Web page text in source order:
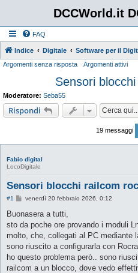
DCCWorld.it
FAQ
Indice Digitale Software per il
Argomenti senza risposta Argomenti attivi
Sensori
Moderatore: Seba55
Rispondi
19 messaggi
Fabio digital
LocoDigitale
Sensori blocchi railcom
#1
M
s
a
g
i
o
venerdì 20 febbraio 2026, 0:12
Buonasera a tutti,
sto da poche ore provando i moduli
molto, che, collegati al PC mediante
sono riuscito a configurarla con
ho questo problema però.. sono
railcom a un blocco, dove vedo